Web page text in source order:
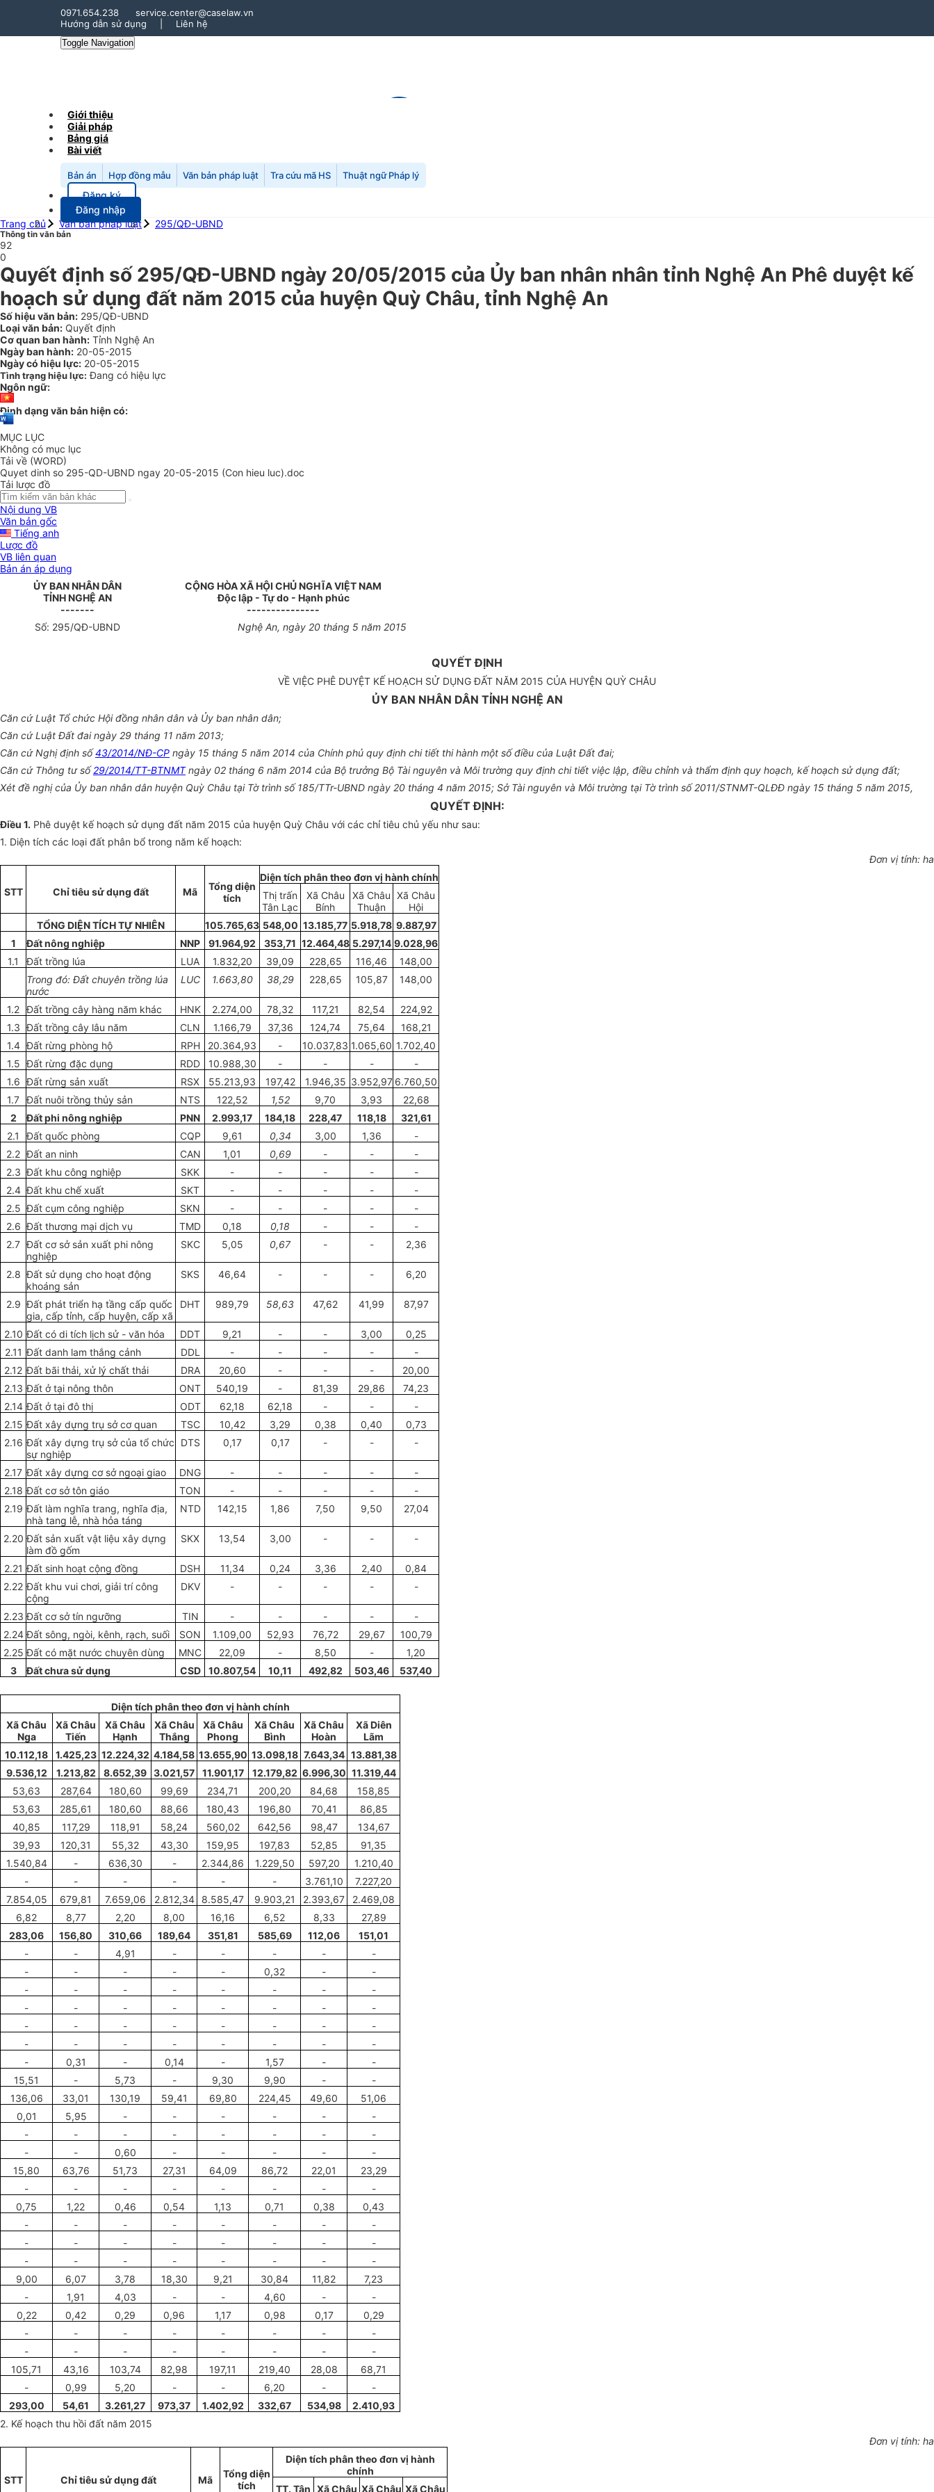
0971.654.238
service.center@caselaw.vn
Hướng dẫn sử dụng
Liên hệ
Toggle Navigation
Giới thiệu
Giải pháp
Bảng giá
Bài viết
Bản án Hợp đồng mẫu Văn bản pháp luật Tra cứu mã HS Thuật ngữ Pháp lý
Đăng ký
Đăng nhập
Trang chủ
Văn bản pháp luật 295/QĐ-UBND
Thông tin văn bản
92
0
Quyết định số 295/QĐ-UBND ngày 20/05/2015 của Ủy ban nhân nhân tỉnh Nghệ An Phê duyệt kế
hoạch sử dụng đất năm 2015 của huyện Quỳ Châu, tỉnh Nghệ An
Số hiệu văn bản: 295/QĐ-UBND
Loại văn bản: Quyết định
Cơ quan ban hành: Tỉnh Nghệ An
Ngày ban hành: 20-05-2015
Ngày có hiệu lực: 20-05-2015
Tình trạng hiệu lực: Đang có hiệu lực
Ngôn ngữ:
Định dạng văn bản hiện có:
MỤC LỤC
Không có mục lục
Tải về (WORD)
Quyet dinh so 295-QD-UBND ngay 20-05-2015 (Con hieu luc).doc
Tải lược đồ
Nội dung VB
Văn bản gốc
Tiếng anh
Lược đồ
VB liên quan
Bản án áp dụng
ỦYBAN NHÂN DÂN
TỈNH NGHỆ AN
-------
CỘNG HÒA XÃ HỘI CHỦ NGHĨA VIỆT NAM
Độc lập - Tự do - Hạnh phúc
---------------
Số: 295/QĐ-UBND Nghệ An, ngày 20tháng 5 năm 2015
QUYẾT ĐỊNH
VỀ VIỆC PHÊ DUYỆT KẾ HOẠCH SỬ DỤNG ĐẤT NĂM 2015 CỦA HUYỆN QUỲ CHÂU
ỦY BAN NHÂN DÂN TỈNH NGHỆ AN
Căn cứ Luật Tổ chức Hội đồng nhân dân và Ủy ban nhân dân;
Căn cứ Luật Đất đai ngày 29 tháng 11 năm 2013;
Căn cứ Nghị định số43/2014/NĐ-CP ngày 15 tháng 5 năm 2014 của Chính phủ quy định chi tiết thi hành một sốđiều của Luật Đất đai;
Căn cứ Thông tư số29/2014/TT-BTNMTngày 02 tháng 6 năm 2014 của Bộ trưởng Bộ Tài nguyên và Môi trường quy định chi tiết việc lập, điều chỉnh và thẩm định quy hoạch, kế hoạch sử dụng đất;
Xét đề nghị của Ủy ban nhân dân huyện Quỳ Châu tại Tờ trình số185/TTr-UBND ngày 20 tháng 4 năm 2015; Sở Tài nguyên và Môi trường tại Tờ trình số2011/STNMT-QLĐĐ ngày 15 tháng 5 năm 2015,
QUYẾT ĐỊNH:
Điều 1. Phê duyệt kế hoạch sử dụng đất năm 2015 của huyện Quỳ Châu với các chỉtiêu chủ yếu như sau:
1. Diện tích các loại đất phân bổ trong năm kế hoạch:
Đơn vị tính: ha
STT Chỉ tiêu sử dụng đất Mã
Tổng diện
tích
Diện tích phân theo đơn vị hành chính
Thị trấn
Tân Lạc
Xã Châu
Bính
Xã Châu
Thuận
Xã Châu
Hội
TỔNG DIỆN TÍCH TỰ NHIÊN
105.765,63 548,00 13.185,77 5.918,78 9.887,97
1
Đất nông nghiệp NNP 91.964,92 353,71 12.464,48 5.297,14 9.028,96
1.1
Đất trồng lúa L UA 1.832,20 39,09 228,65 116,46 148,00
Trong đó: Đất chuyên trồng lúa
nước
LUC 1.663,80 38,29 228,65 105,87 148,00
1.2 Đất trồng cây hàng năm khác HNK 2.274,00 78,32 117,21 82,54
224,92
1.3
Đất trồng cây lâu năm CL N 1.166,79 37,36 124,74 75,64
168,21
1.4 Đất rừng phòng hộ RPH 20.364,93 - 10.037,83 1.065,60 1.702,40
1.5
Đất rừngđặc dụng RDD 10.988,30 - - -
-
1.6
Đất rừng sản xuất RSX 55.213,93 197,42 1.946,35 3.952,97 6.760,50
1.7
Đất nuôi trồngthủy sản NTS 122,52 1,52 9,70 3,93
22,68
2
Đấtphi nông nghiệp PNN 2.993,17 184,18 228,47 118,18
321,61
2.1
Đất quốc phòng CQP 9,61 0,34 3,00 1,36
-
2.2 Đất an ninh CAN 1,01 0,69 - -
-
2.3 Đất khu công nghiệp SKK - - - -
-
2.4 Đất khu chếxuất SKT - - - -
-
2.5 Đấtcụm công nghiệp SKN - - - -
-
2.6 Đấtthương mại dịch vụ TMD 0,18 0,18 - -
-
2.7 Đất cơ sở sản xuất phi nông
nghiệp
SKC 5,05 0,67 - - 2,36
2.8 Đất sửdụng cho hoạtđộng
khoáng sản
SKS 46,64 - - - 6,20
2.9 Đất phát triển hạ tầng cấp quốc
gia, cấp tỉnh, cấp huyện, cấp xã
DHT 989,79 58,63 47,62 41,99 87,97
2.10 Đất có ditích lịch sử - văn hóa DDT 9,21 - - 3,00
0,25
2.11 Đất danh lamthắngcảnh DDL - - - -
-
2.12 Đất bãi thải, xử lýchất thải DRA 20,60 - - -
20,00
2.13 Đấtởtại nông thôn ONT 540,19 - 81,39 29,86
74,23
2.14 Đấtởtại đô thị ODT 62,18 62,18 - -
-
2.15 Đất xây dựngtrụ sởcơ quan TSC 10,42 3,29 0,38 0,40
0,73
2.16 Đất xây dựng trụ sởcủatổ chức
sự nghiệp
DTS 0,17 0,17 - - -
2.17 Đất xây dựng cơsở ngoại giao DNG - - - -
-
2.18 Đất cơ sở tôngiáo TON - - - -
-
2.19 Đất làm nghĩa trang, nghĩađịa,
nhà tang lễ, nhà hỏa táng
NTD 142,15 1,86 7,50 9,50 27,04
2.20 Đất sản xuất vật liệuxây dựng
làm đồ gốm
SKX 13,54 3,00 - - -
2.21 Đất sinh hoạt cộng đồng DSH 11,34 0,24 3,36 2,40
0,84
2.22 Đất khu vui chơi, giải trí công
cộng
DKV - - - - -
2.23 Đất cơ sở tín ngưỡng TIN - - - -
-
2.24 Đất sông, ngòi, kênh, rạch, suối SON 1.109,00 52,93 76,72 29,67 100,79
2.25 Đất có mặt nước chuyên dùng MNC 22,09 - 8,50 -
1,20
3
Đất chưa sử dụng CSD 10.807,54 10,11 492,82 503,46 537,40
Diện tích phân theo đơn vị hành chính
XãChâu
Nga
XãChâu
Tiến
XãChâu
Hạnh
XãChâu
Thắng
XãChâu
Phong
XãChâu
Bình
XãChâu
Hoàn
XãDiên
Lãm
10.112,18
1.425,23 12.224,32 4.184,58 13.655,90 13.098,18 7.643,34 13.881,38
9.536,12
1.213,82 8.652,39 3.021,57 11.901,17 12.179,82 6.996,30 11.319,44
53,63
287,64 180,60 99,69 234,71 200,20 84,68
158,85
53,63
285,61 180,60 88,66 180,43 196,80 70,41
86,85
40,85
117,29 118,91 58,24 560,02 642,56 98,47
134,67
39,93 120,31 55,32 43,30 159,95 197,83 52,85 91,35
1.540,84
- 636,30 - 2.344,86 1.229,50 597,20 1.210,40
-
- - - - - 3.761,10
7.227,20
7.854,05
679,81 7.659,06 2.812,34 8.585,47 9.903,21 2.393,67
2.469,08
6,82 8,77 2,20 8,00 16,16 6,52 8,33
27,89
283,06
156,80 310,66 189,64 351,81 585,69 112,06
151,01
-
- 4,91 - - - -
-
-
- - - - 0,32 -
-
-
- - - - - -
-
-
- - - - - -
-
-
- - - - - -
-
-
- - - - - -
-
-
0,31 - 0,14 - 1,57 -
-
15,51
- 5,73 - 9,30 9,90 -
-
136,06
33,01 130,19 59,41 69,80 224,45 49,60 51,06
0,01
5,95 - - - - -
-
-
- - - - - -
-
-
- 0,60 - - - -
-
15,80
63,76 51,73 27,31 64,09 86,72 22,01 23,29
-
- - - - - -
-
0,75 1,22 0,46 0,54 1,13 0,71 0,38
0,43
-
- - - - - -
-
-
- - - - - -
-
-
- - - - - -
-
9,00
6,07 3,78 18,30 9,21 30,84 11,82
7,23
-
1,91 4,03 - - 4,60 -
-
0,22
0,42 0,29 0,96 1,17 0,98 0,17
0,29
-
- - - - - -
-
-
- - - - - -
-
105,71
43,16 103,74 82,98 197,11 219,40 28,08
68,71
-
0,99 5,20 - - 6,20 -
-
293,00
54,61 3.261,27 973,37 1.402,92 332,67 534,98
2.410,93
2. Kế hoạch thu hồi đất năm 2015
Đơn vị tính: ha
STT Chỉ tiêu sử dụng đất Mã
Tổng diện
tích
Diện tích phân theo đơn vị hành
chính
TT. Tân Xã Châu Xã Châu Xã Châu